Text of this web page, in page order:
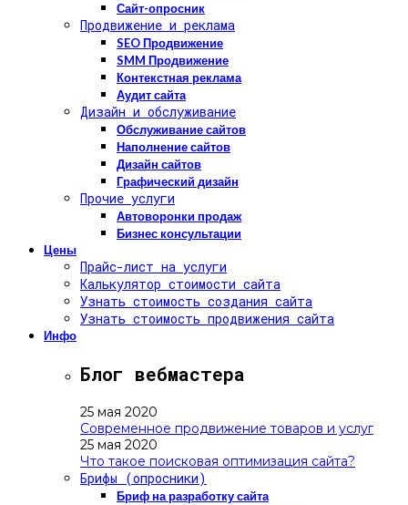
Сайт-опросник
Продвижение и реклама
SEO Продвижение
SMM Продвижение
Контекстная реклама
Аудит сайта
Дизайн и обслуживание
Обслуживание сайтов
Наполнение сайтов
Дизайн сайтов
Графический дизайн
Прочие услуги
Автоворонки продаж
Бизнес консультации
Цены
Прайс-лист на услуги
Калькулятор стоимости сайта
Узнать стоимость создания сайта
Узнать стоимость продвижения сайта
Инфо
Блог вебмастера
25 мая 2020
Современное продвижение товаров и услуг
25 мая 2020
Что такое поисковая оптимизация сайта?
Брифы (опросники)
Бриф на разработку сайта